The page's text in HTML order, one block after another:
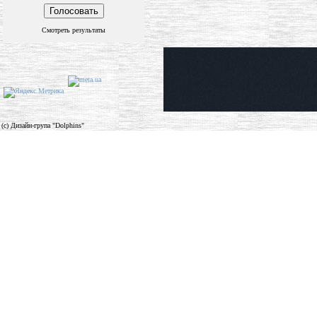
Смотреть результаты
(c) Дизайн-група "Dolphins"